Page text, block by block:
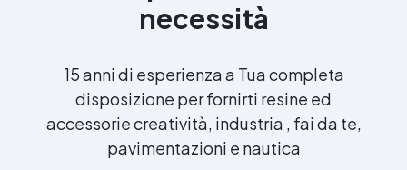
necessità
15 anni di esperienza a Tua completa
disposizione per fornirti resine ed
accessorie creatività, industria , fai da te,
pavimentazioni e nautica